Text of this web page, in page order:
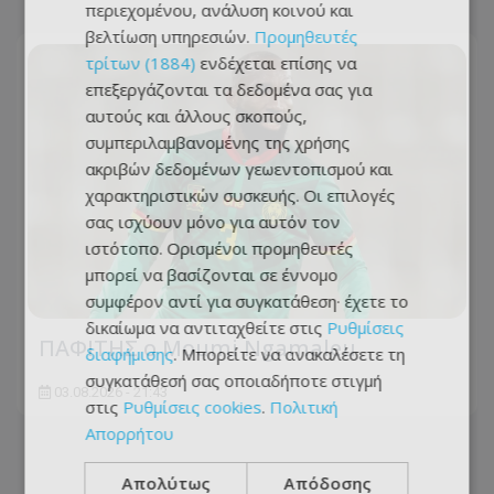
ΠΑΦΙΤΗΣ ο Moumi Ngamaleu
03.08.2026 - 21:43
περιεχομένου, ανάλυση κοινού και
βελτίωση υπηρεσιών. Προμηθευτές
τρίτων (1884) ενδέχεται επίσης να
επεξεργάζονται τα δεδομένα σας για
αυτούς και άλλους σκοπούς,
συμπεριλαμβανομένης της χρήσης
ακριβών δεδομένων γεωεντοπισμού και
χαρακτηριστικών συσκευής. Οι επιλογές
σας ισχύουν μόνο για αυτόν τον
ιστότοπο. Ορισμένοι προμηθευτές
μπορεί να βασίζονται σε έννομο
συμφέρον αντί για συγκατάθεση· έχετε το
δικαίωμα να αντιταχθείτε στις Ρυθμίσεις
διαφήμισης. Μπορείτε να ανακαλέσετε τη
συγκατάθεσή σας οποιαδήποτε στιγμή
στις Ρυθμίσεις cookies. Πολιτική
Απορρήτου
Απολύτως
Απόδοσης